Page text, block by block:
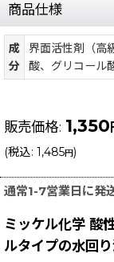
商品仕様
成
分
界面活性剤（高
酸、グリコール
販売価格: 1,350
(税込: 1,485円)
通常1-7営業日に発
ミッケル化学 酸
ルタイプの水回り